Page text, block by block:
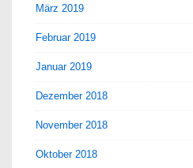
März 2019
Februar 2019
Januar 2019
Dezember 2018
November 2018
Oktober 2018